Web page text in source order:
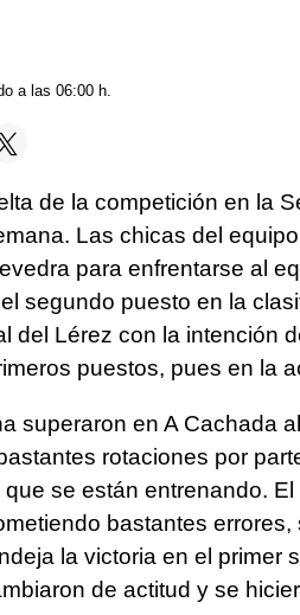
a las 06:00 h.
de la competición en la
Las chicas del
para enfrentarse al
segundo puesto en la
del Lérez con la intención
puestos, pues en la
superaron en A Cachada
rotaciones por
se están entrenando.
bastantes
la victoria en el primer
de actitud y se